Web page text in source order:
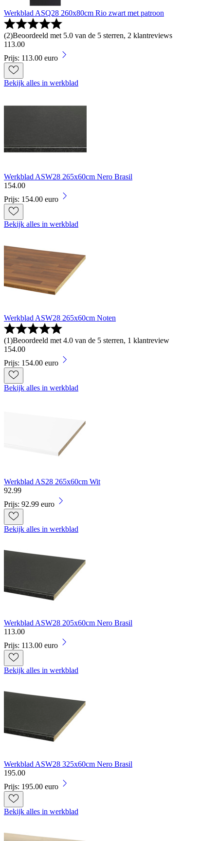
Werkblad ASQ28 260x80cm Rio zwart met patroon
(2)Beoordeeld met 5.0 van de 5 sterren, 2 klantreviews
113.00
Prijs: 113.00 euro
Bekijk alles in werkblad
Werkblad ASW28 265x60cm Nero Brasil
154.00
Prijs: 154.00 euro
Bekijk alles in werkblad
Werkblad ASW28 265x60cm Noten
(1)Beoordeeld met 4.0 van de 5 sterren, 1 klantreview
154.00
Prijs: 154.00 euro
Bekijk alles in werkblad
Werkblad AS28 265x60cm Wit
92.99
Prijs: 92.99 euro
Bekijk alles in werkblad
Werkblad ASW28 205x60cm Nero Brasil
113.00
Prijs: 113.00 euro
Bekijk alles in werkblad
Werkblad ASW28 325x60cm Nero Brasil
195.00
Prijs: 195.00 euro
Bekijk alles in werkblad